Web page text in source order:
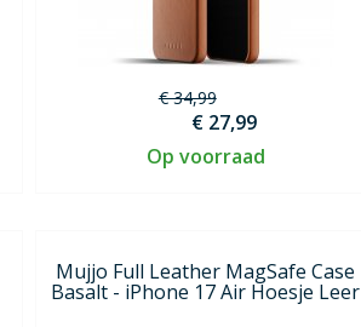
€ 34,99
€ 27,99
Op voorraad
Mujjo Full Leather MagSafe Case
Basalt - iPhone 17 Air Hoesje Leer